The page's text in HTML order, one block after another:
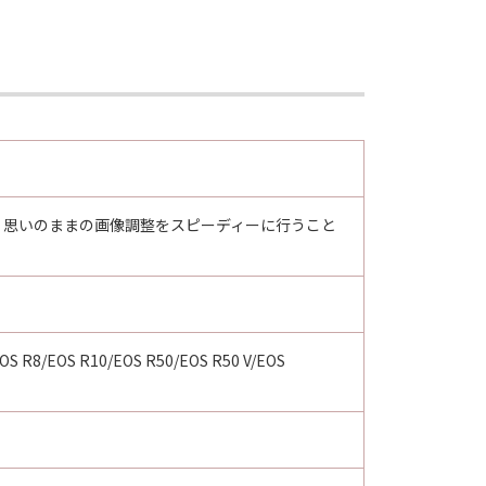
のままの画像調整をスピーディーに行うこと
R8/EOS R10/EOS R50/EOS R50 V/EOS